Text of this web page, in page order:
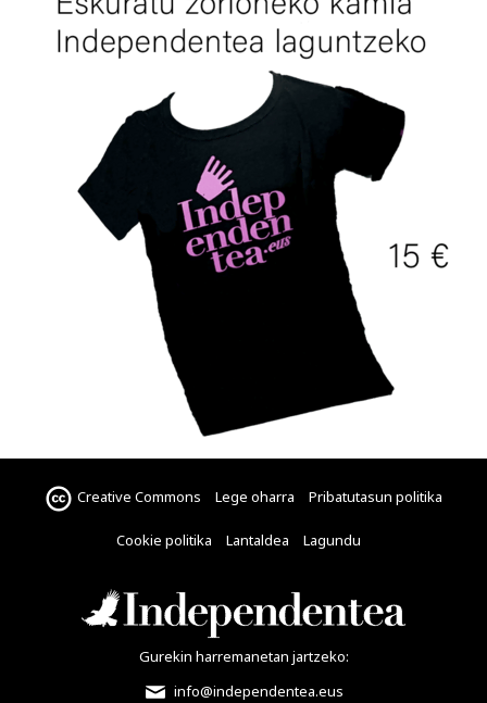
Creative Commons Lege oharra Pribatutasun politika
Cookie politika Lantaldea Lagundu
Gurekin harremanetan jartzeko:
info@independentea.eus